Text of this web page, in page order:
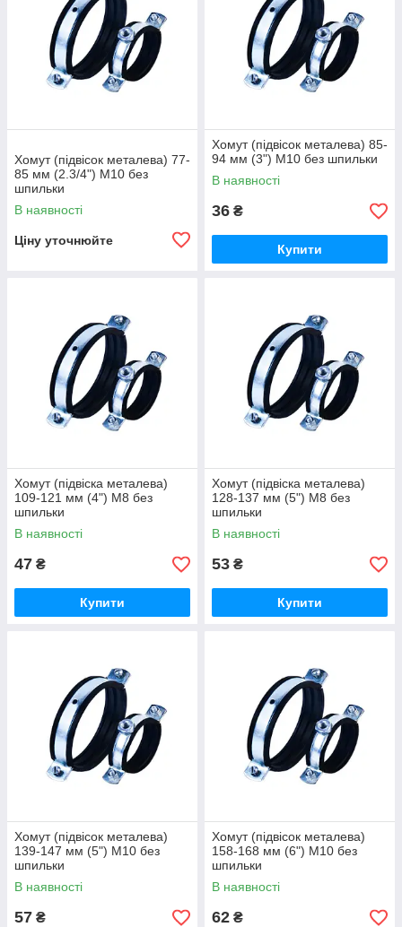
Хомут (підвісок металева) 77-
85 мм (2.3/4") М10 без
шпильки
В наявності
Ціну уточнюйте
Хомут (підвісок металева) 85-
94 мм (3") М10 без шпильки
В наявності
36 ₴
Купити
Хомут (підвіска металева)
109-121 мм (4") М8 без
шпильки
В наявності
47 ₴
Купити
Хомут (підвіска металева)
128-137 мм (5") М8 без
шпильки
В наявності
53 ₴
Купити
Хомут (підвісок металева)
139-147 мм (5") М10 без
шпильки
В наявності
57 ₴
Хомут (підвісок металева)
158-168 мм (6") М10 без
шпильки
В наявності
62 ₴